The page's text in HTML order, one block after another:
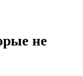
не